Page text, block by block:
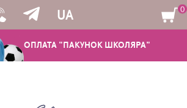
ОПЛАТА "ПАКУНОК ШКОЛЯРА"
UA 0